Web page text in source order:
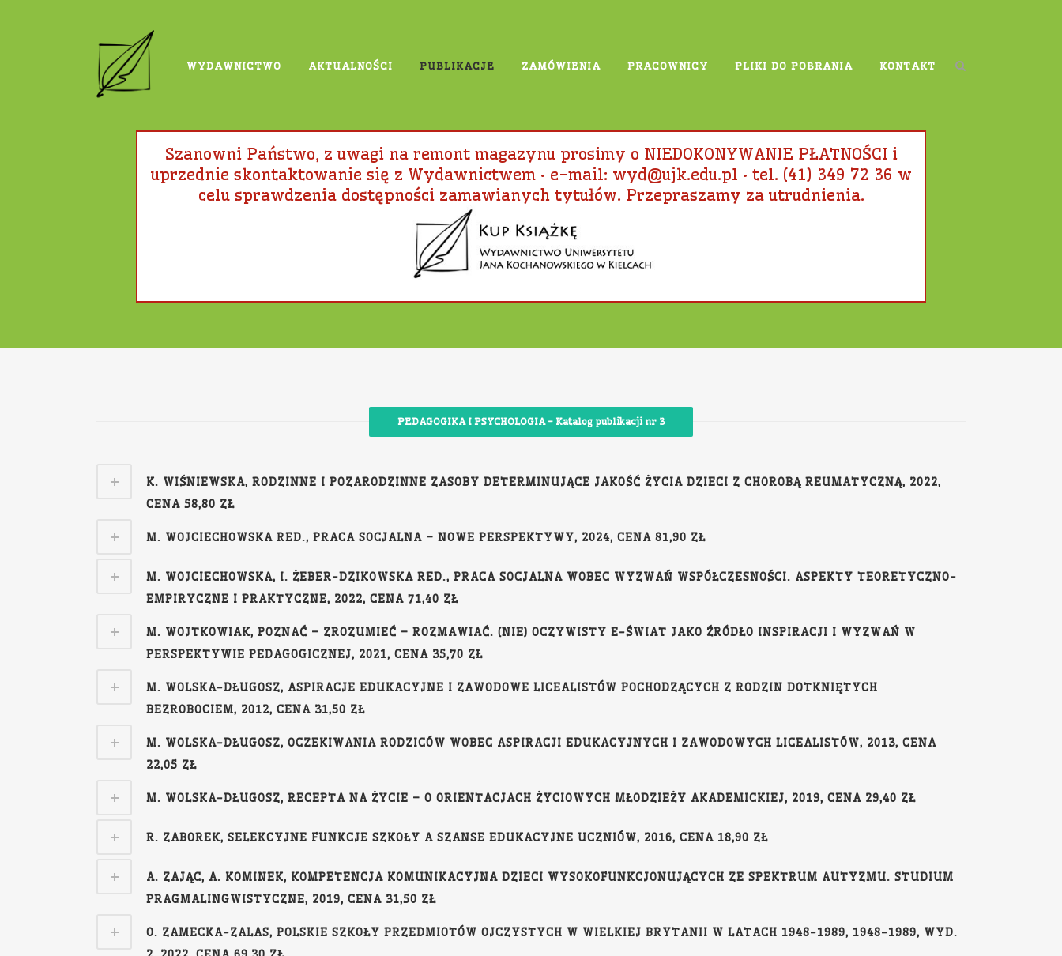
WYDAWNICTWO AKTUALNOŚCI PUBLIKACJE ZAMÓWIENIA PRACOWNICY PLIKI DO POBRANIA KONTAKT
Szanowni Państwo, z uwagi na remont magazynu prosimy o NIEDOKONYWANIE PŁATNOŚCI i
uprzednie skontaktowanie się z Wydawnictwem • e-mail: wyd@ujk.edu.pl • tel. (41) 349 72 36 w
celu sprawdzenia dostępności zamawianych tytułów. Przepraszamy za utrudnienia.
PEDAGOGIKA I PSYCHOLOGIA - Katalog publikacji nr 3
K. WIŚNIEWSKA, RODZINNE I POZARODZINNE ZASOBY DETERMINUJĄCE JAKOŚĆ ŻYCIA DZIECI Z CHOROBĄ REUMATYCZNĄ, 2022,
CENA 58,80 ZŁ
M. WOJCIECHOWSKA RED., PRACA SOCJALNA – NOWE PERSPEKTYWY, 2024, CENA 81,90 ZŁ
M. WOJCIECHOWSKA, I. ŻEBER-DZIKOWSKA RED., PRACA SOCJALNA WOBEC WYZWAŃ WSPÓŁCZESNOŚCI. ASPEKTY TEORETYCZNO-
EMPIRYCZNE I PRAKTYCZNE, 2022, CENA 71,40 ZŁ
M. WOJTKOWIAK, POZNAĆ – ZROZUMIEĆ – ROZMAWIAĆ. (NIE) OCZYWISTY E-ŚWIAT JAKO ŹRÓDŁO INSPIRACJI I WYZWAŃ W
PERSPEKTYWIE PEDAGOGICZNEJ, 2021, CENA 35,70 ZŁ
M. WOLSKA-DŁUGOSZ, ASPIRACJE EDUKACYJNE I ZAWODOWE LICEALISTÓW POCHODZĄCYCH Z RODZIN DOTKNIĘTYCH
BEZROBOCIEM, 2012, CENA 31,50 ZŁ
M. WOLSKA-DŁUGOSZ, OCZEKIWANIA RODZICÓW WOBEC ASPIRACJI EDUKACYJNYCH I ZAWODOWYCH LICEALISTÓW, 2013, CENA
22,05 ZŁ
M. WOLSKA-DŁUGOSZ, RECEPTA NA ŻYCIE – O ORIENTACJACH ŻYCIOWYCH MŁODZIEŻY AKADEMICKIEJ, 2019, CENA 29,40 ZŁ
R. ZABOREK, SELEKCYJNE FUNKCJE SZKOŁY A SZANSE EDUKACYJNE UCZNIÓW, 2016, CENA 18,90 ZŁ
A. ZAJĄC, A. KOMINEK, KOMPETENCJA KOMUNIKACYJNA DZIECI WYSOKOFUNKCJONUJĄCYCH ZE SPEKTRUM AUTYZMU. STUDIUM
PRAGMALINGWISTYCZNE, 2019, CENA 31,50 ZŁ
O. ZAMECKA-ZALAS, POLSKIE SZKOŁY PRZEDMIOTÓW OJCZYSTYCH W WIELKIEJ BRYTANII W LATACH 1948-1989, 1948-1989, WYD.